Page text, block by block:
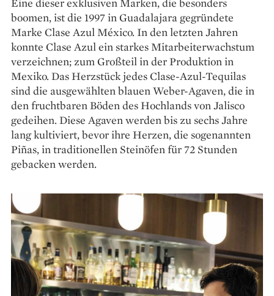
boomen, ist die 1997 in Guadalajara gegründete
Marke Clase Azul México. In den letzten Jahren
konnte Clase Azul ein starkes Mitarbeiterwachstum
verzeichnen; zum Großteil in der Produktion in
Mexiko. Das Herzstück jedes Clase-Azul-Tequilas
sind die ausgewählten blauen Weber-Agaven, die in
den fruchtbaren Böden des Hochlands von Jalisco
gedeihen. Diese Agaven werden bis zu sechs Jahre
lang kultiviert, bevor ihre Herzen, die sogenannten
Piñas, in traditionellen Steinöfen für 72 Stunden
gebacken werden.